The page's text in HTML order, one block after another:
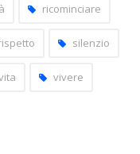
ricominciare
silenzio
vivere